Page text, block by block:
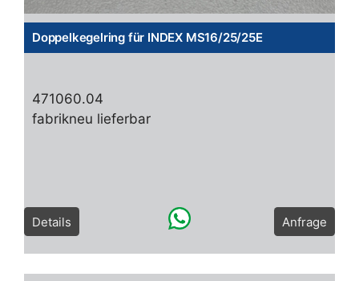
Doppelkegelring für INDEX MS16/25/25E
471060.04
fabrikneu lieferbar
Details Anfrage